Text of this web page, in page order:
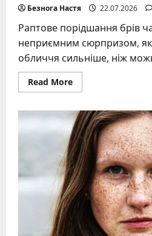
Безнога Настя 22.07.2026
Раптове порідшання брів
неприємним сюрпризом,
обличчя сильніше, ніж
Read MoreRead
more
брови:
вичерпний
гід
по
причинах,
методах
відновлення
та
захисту